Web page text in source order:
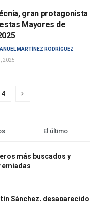
gran protagonista
Mayores de
MARTÍNEZ RODRÍGUEZ
2025
4
El último
más buscados y
Sánchez, desaparecido